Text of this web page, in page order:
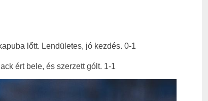
lőtt. Lendületes, jó kezdés. 0-1
ért bele, és szerzett gólt. 1-1